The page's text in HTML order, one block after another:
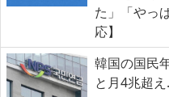
た」「やっ
応】
韓国の国民
と月4兆超